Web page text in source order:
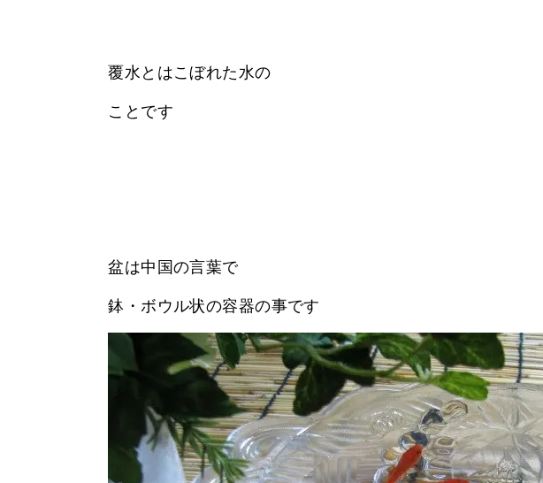
覆水とはこぼれた水の
ことです
盆は中国の言葉で
鉢・ボウル状の容器の事です